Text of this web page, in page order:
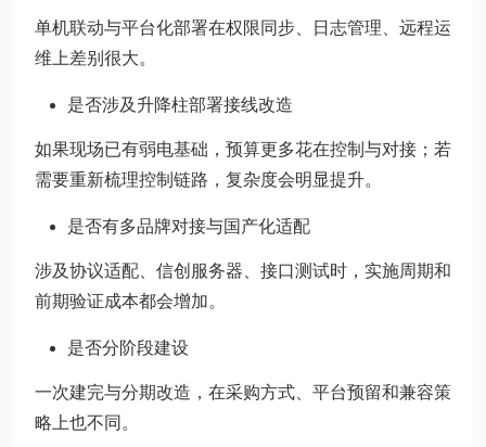
单机联动与平台化部署在权限同步、日志管理、远程运
维上差别很大。
是否涉及升降柱部署接线改造
如果现场已有弱电基础，预算更多花在控制与对接；若
需要重新梳理控制链路，复杂度会明显提升。
是否有多品牌对接与国产化适配
涉及协议适配、信创服务器、接口测试时，实施周期和
前期验证成本都会增加。
是否分阶段建设
一次建完与分期改造，在采购方式、平台预留和兼容策
略上也不同。